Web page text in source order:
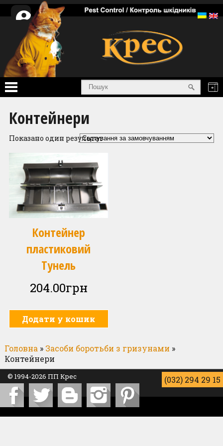
Особистий
кабінет
Товари
Інформація
Про нас
Контейнери
Показано один результат
Контейнер
пластиковий
Тунель
204.00грн
Додати у кошик
Головна» Засоби боротьби з гризунами »
Контейнери
© 1994-2026 ПП Крес (032) 294 29 15